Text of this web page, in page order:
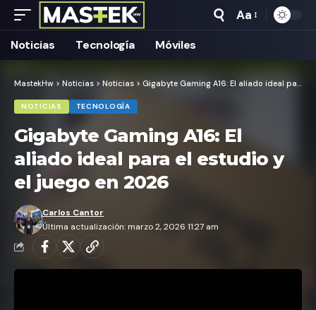
Tamaño
Aa
Noticias Tecnología Móviles
MastekHw > Noticias > Noticias > Gigabyte Gaming A16: El aliado ideal para el estudio y el juego en 2026
NOTICIAS TECNOLOGÍA
Gigabyte Gaming A16: El
aliado ideal para el estudio y
el juego en 2026
Última actualización: marzo 2, 2026 11:27 am
Carlos Cantor